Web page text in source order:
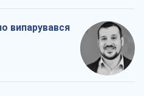
випарувався